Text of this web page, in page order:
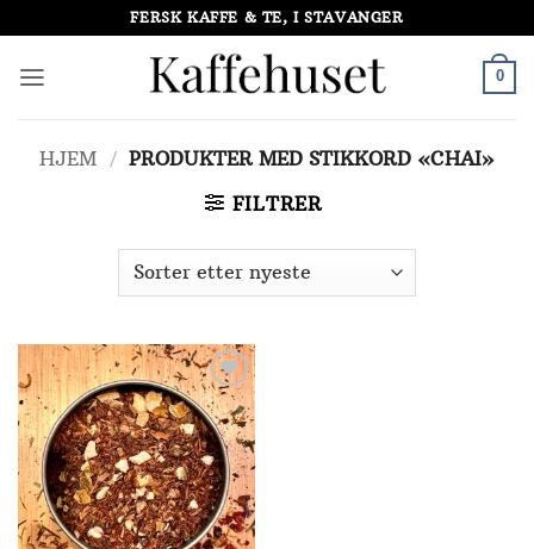
to
content
FERSK KAFFE & TE, I STAVANGER
0
HJEM / PRODUKTER MED STIKKORD «CHAI»
FILTRER
Add to
Wishlist